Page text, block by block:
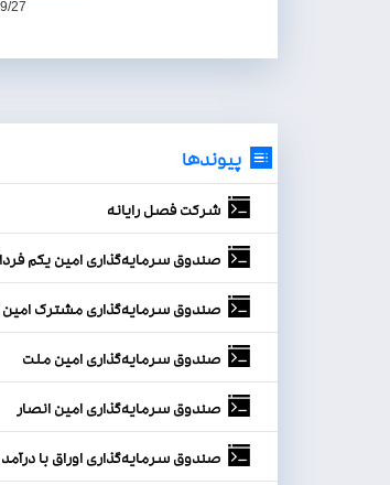
پیوندها
شرکت فصل رايانه
صندوق سرمایه‌گذاری امین یکم فردا
صندوق سرمایه‌گذاری مشترک امین
صندوق سرمایه‌گذاری امین ملت
صندوق سرمایه‌گذاری امین انصار
صندوق سرمایه‌گذاری اوراق با